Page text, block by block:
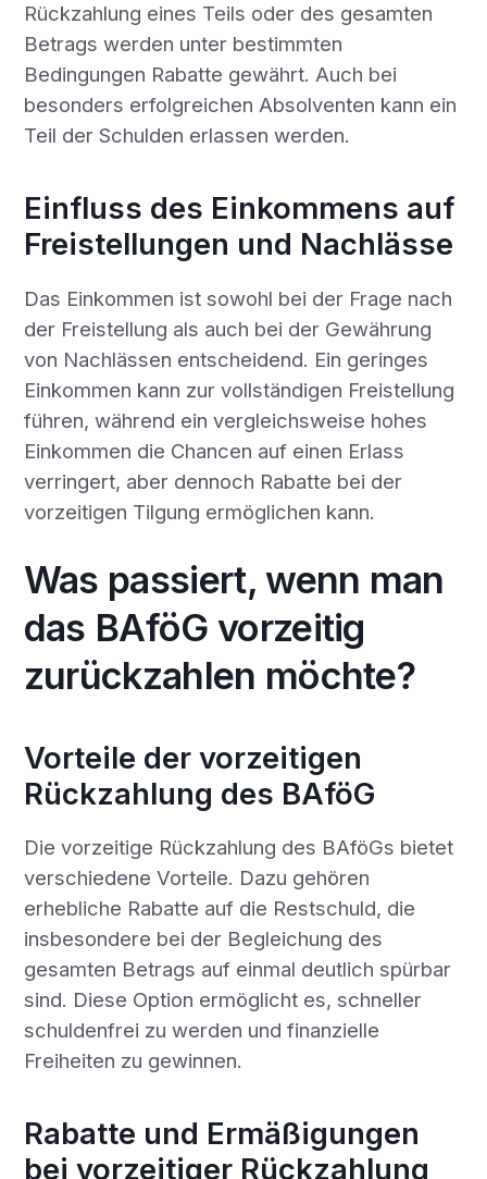
Rückzahlung eines Teils oder des gesamten
Betrags werden unter bestimmten
Bedingungen Rabatte gewährt. Auch bei
besonders erfolgreichen Absolventen kann ein
Teil der Schulden erlassen werden.
Einfluss des Einkommens auf
Freistellungen und Nachlässe
Das Einkommen ist sowohl bei der Frage nach
der Freistellung als auch bei der Gewährung
von Nachlässen entscheidend. Ein geringes
Einkommen kann zur vollständigen Freistellung
führen, während ein vergleichsweise hohes
Einkommen die Chancen auf einen Erlass
verringert, aber dennoch Rabatte bei der
vorzeitigen Tilgung ermöglichen kann.
Was passiert, wenn man
das BAföG vorzeitig
zurückzahlen möchte?
Vorteile der vorzeitigen
Rückzahlung des BAföG
Die vorzeitige Rückzahlung des BAföGs bietet
verschiedene Vorteile. Dazu gehören
erhebliche Rabatte auf die Restschuld, die
insbesondere bei der Begleichung des
gesamten Betrags auf einmal deutlich spürbar
sind. Diese Option ermöglicht es, schneller
schuldenfrei zu werden und finanzielle
Freiheiten zu gewinnen.
Rabatte und Ermäßigungen
bei vorzeitiger Rückzahlung